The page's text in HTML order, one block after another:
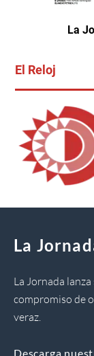
La
El Reloj
La
La Jornada
compromiso de
veraz.
Descarga